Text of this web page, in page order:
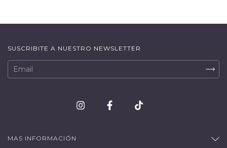
SUSCRIBITE A NUESTRO NEWSLETTER
MAS INFORMACIÓN